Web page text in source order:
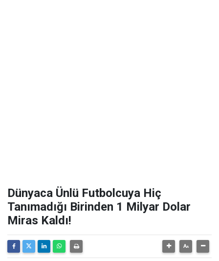
Dünyaca Ünlü Futbolcuya Hiç
Tanımadığı Birinden 1 Milyar Dolar
Miras Kaldı!